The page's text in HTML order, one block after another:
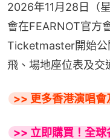
2026年11月28日（
會在FEARNOT官方
Ticketmaster開始公
飛、場地座位表及交
>> 更多香港演唱
>> 立即購買！全球